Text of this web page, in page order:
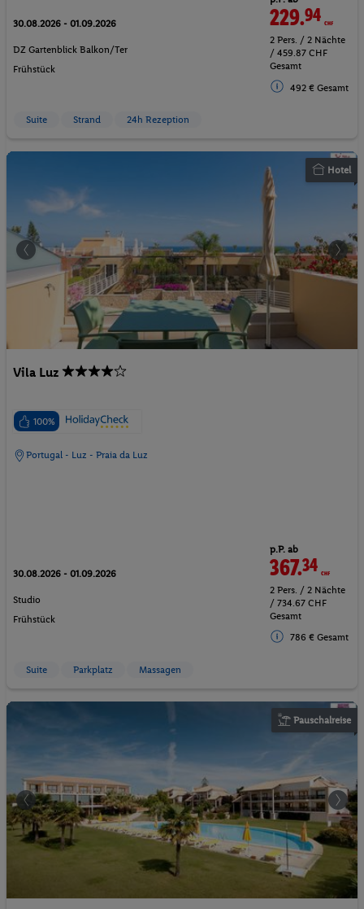
30.08.2026 - 01.09.2026
DZ Gartenblick Balkon/Ter
Frühstück
229.94CHF
2 Pers. / 2 Nächte
/ 459.87 CHF
Gesamt
492 € Gesamt
Suite Strand 24h Rezeption
Hotel
Vila Luz
100%
Portugal - Luz - Praia da Luz
30.08.2026 - 01.09.2026
Studio
Frühstück
p.P. ab
367.34CHF
2 Pers. / 2 Nächte
/ 734.67 CHF
Gesamt
786 € Gesamt
Suite Parkplatz Massagen
Pauschalreise